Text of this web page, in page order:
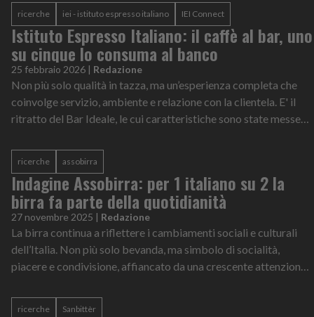
ricerche iei - istituto espresso italiano IEI Connect
Istituto Espresso Italiano: il caffè al bar, uno
su cinque lo consuma al banco
25 febbraio 2026 | Redazione
Non più solo qualità in tazza, ma un’esperienza completa che
coinvolge servizio, ambiente e relazione con la clientela. E' il
ritratto del Bar Ideale, le cui caratteristiche sono state messe
ricerche assobirra
Indagine Assobirra: per 1 italiano su 2 la
birra fa parte della quotidianità
27 novembre 2025 | Redazione
La birra continua a riflettere i cambiamenti sociali e culturali
dell’Italia. Non più solo bevanda, ma simbolo di socialità,
piacere e condivisione, affiancato da una crescente attenzione
ricerche Sanbittèr